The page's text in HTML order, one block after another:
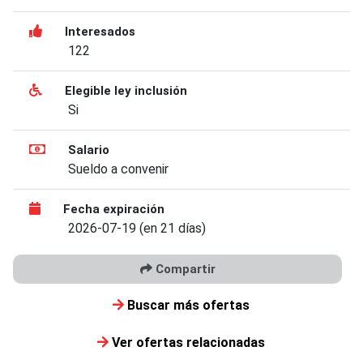
Interesados
122
Elegible ley inclusión
Si
Salario
Sueldo a convenir
Fecha expiración
2026-07-19 (en 21 días)
Compartir
Buscar más ofertas
Ver ofertas relacionadas